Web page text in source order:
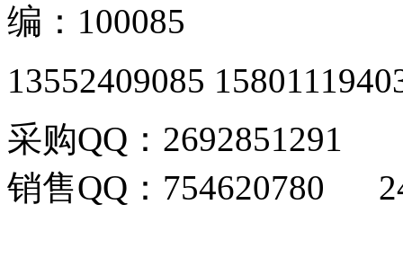
编：100085
13552409085
采购QQ：2692851291
销售QQ：754620780